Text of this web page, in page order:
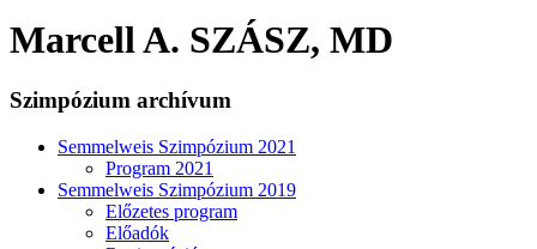
Marcell A. SZÁSZ, MD
Szimpózium archívum
Semmelweis Szimpózium 2021
Program 2021
Semmelweis Szimpózium 2019
Előzetes program
Előadók